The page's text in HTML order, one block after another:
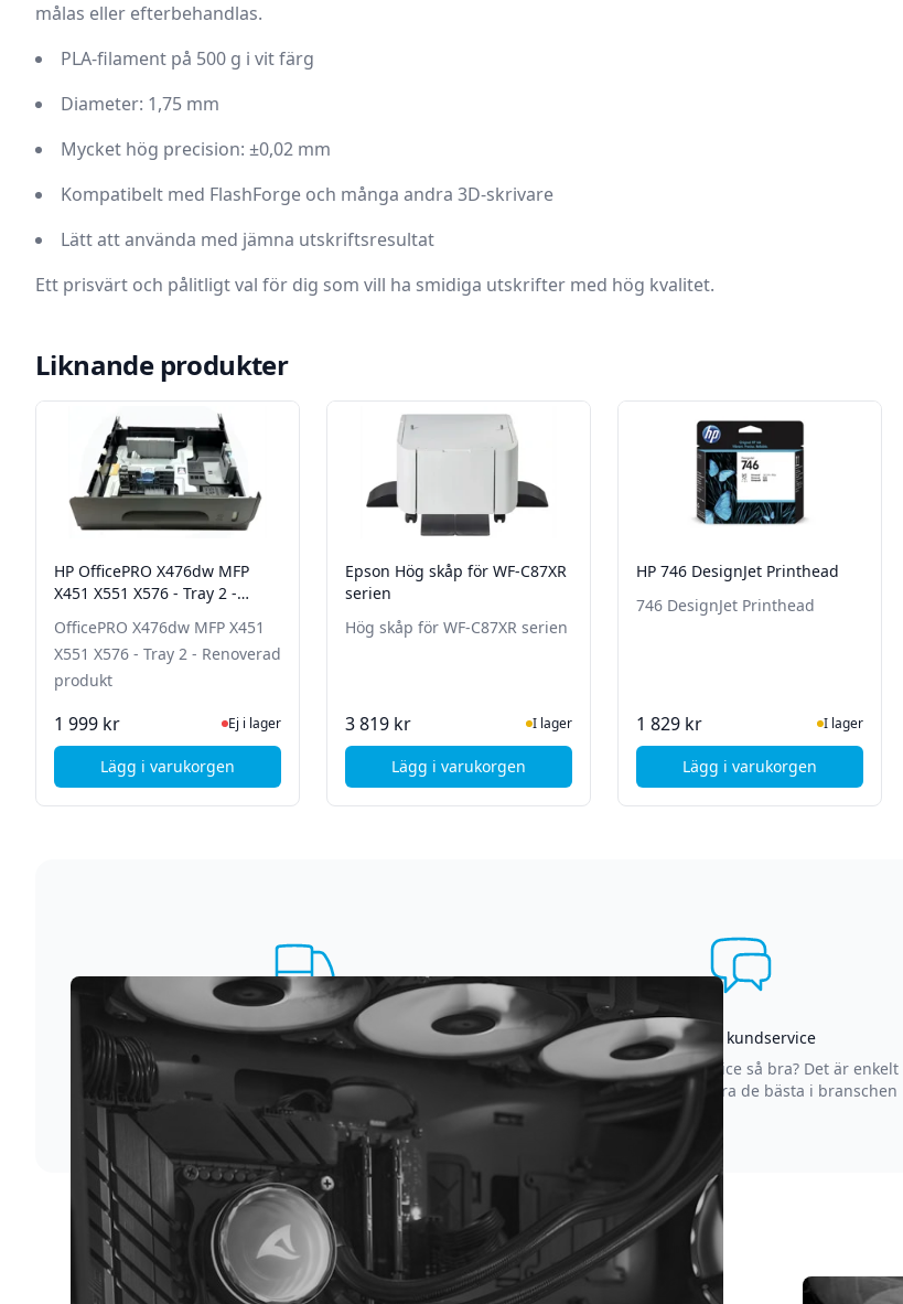
målas eller efterbehandlas.
PLA-filament på 500 g i vit färg
Diameter: 1,75 mm
Mycket hög precision: ±0,02 mm
Kompatibelt med FlashForge och många andra 3D-skrivare
Lätt att använda med jämna utskriftsresultat
Ett prisvärt och pålitligt val för dig som vill ha smidiga utskrifter med hög kvalitet.
Liknande produkter
HP OfficePRO X476dw MFP
X451 X551 X576 - Tray 2 -
OfficePRO X476dw MFP X451
X551 X576 - Tray 2 - Renoverad
produkt
1 999 kr Ej i lager, besök produktsidan för senaste status
Ej i lager
Lägg i varukorgen, HP OfficePRO X476dw MFP X451 X551 X576 - Tray 2 - Renoverad produkt
Epson Hög skåp för WF-C87XR
serien
Hög skåp för WF-C87XR serien
3 819 kr I lager
Lägg i varukorgen, Epson Hög skåp för WF-C87XR serien
HP 746 DesignJet Printhead
746 DesignJet Printhead
1 829 kr I lager
Lägg i varukorgen, HP 746 DesignJet
Supersnabb leverans
Vi förstår att du inte vill vänta. Därför packar och
skickar vi dina varor med blixtens hastighet
Asgrym kundservice
Varför är vår kundservice så bra? Det är enkelt
strävar efter att vara de bästa i branschen